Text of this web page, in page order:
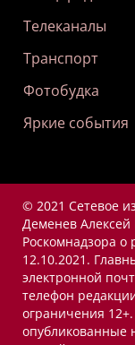
Телеканалы
Транспорт
Фотобудка
Яркие события
© 2021 Сетевое
Деменев
Роскомнадзора
12.10.2021.
электронной
телефон
ограничения
опубликованные